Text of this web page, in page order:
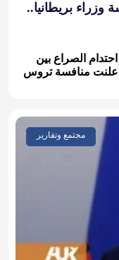
وزراء بريطانيا..
الصراع بين
أعلنت منافسة تروس
مجتمع وتقارير